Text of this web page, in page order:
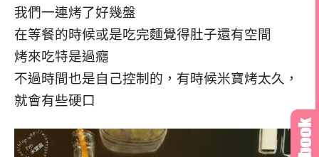
我們一連烤了好幾盤
在等餐的時候或是吃完麵覺得肚子還有空間
烤來吃特是過癮
不過時間也是自己控制的，有時候米寶烤太久，
就會有些硬口